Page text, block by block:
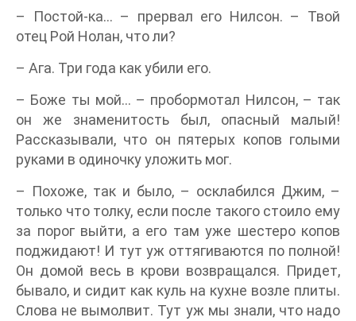
– Постой-ка… – прервал его Нилсон. – Твой
отец Рой Нолан, что ли?
– Ага. Три года как убили его.
– Боже ты мой… – пробормотал Нилсон, – так
он же знаменитость был, опасный малый!
Рассказывали, что он пятерых копов голыми
руками в одиночку уложить мог.
– Похоже, так и было, – осклабился Джим, –
только что толку, если после такого стоило ему
за порог выйти, а его там уже шестеро копов
поджидают! И тут уж оттягиваются по полной!
Он домой весь в крови возвращался. Придет,
бывало, и сидит как куль на кухне возле плиты.
Слова не вымолвит. Тут уж мы знали, что надо